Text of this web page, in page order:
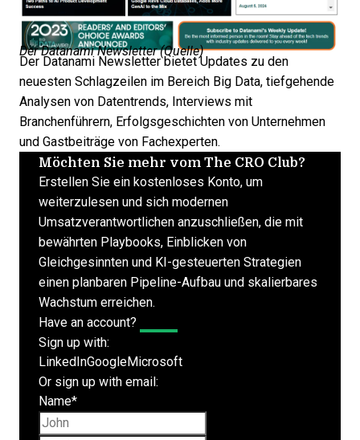
Der Datanami Newsletter (Quelle)
Der Datanami Newsletter bietet Updates zu den
neuesten Schlagzeilen im Bereich Big Data, tiefgehende
Analysen von Datentrends, Interviews mit
Branchenführern, Erfolgsgeschichten von Unternehmen
und Gastbeiträge von Fachexperten.
Möchten Sie mehr vom The CRO Club?
Erstellen Sie ein kostenloses Konto, um
weiterzulesen und sich modernen
Umsatzverantwortlichen anzuschließen, die mit
bewährten Playbooks, Einblicken von
Gleichgesinnten und KI-gesteuerten Strategien
einen planbaren Pipeline-Aufbau und skalierbares
Wachstum erreichen.
Have an account?
Sign up with:
LinkedInGoogleMicrosoft
Or sign up with email:
Name*